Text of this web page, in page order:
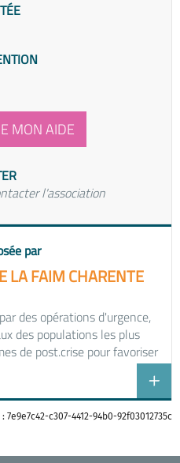
MON AIDE
l'association
par
LA FAIM CHARENTE
des opérations d'urgence,
des populations les plus
de post.crise pour favoriser
7e9e7c42-c307-4412-94b0-92f03012735c